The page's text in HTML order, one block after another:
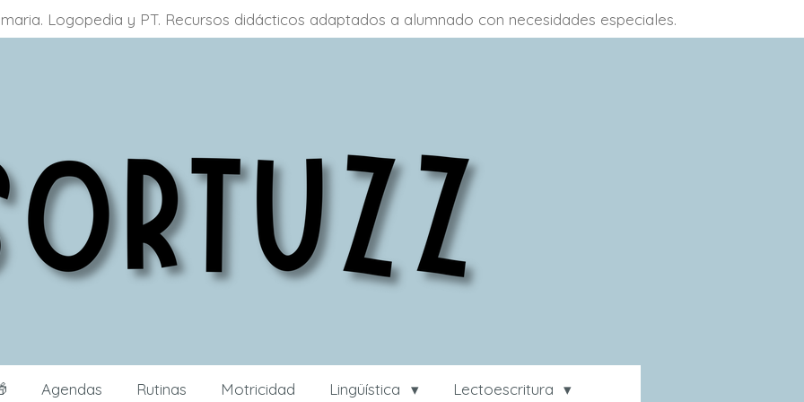
Logopedia y PT. Recursos didácticos adaptados a alumnado con necesidades especiales.
Agendas Rutinas Motricidad Lingüística Lectoescritura